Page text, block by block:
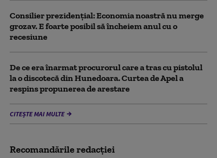
Consilier prezidenţial: Economia noastră nu merge
grozav. E foarte posibil să încheiem anul cu o
recesiune
De ce era înarmat procurorul care a tras cu pistolul
la o discotecă din Hunedoara. Curtea de Apel a
respins propunerea de arestare
CITEȘTE MAI MULTE
Recomandările redacţiei